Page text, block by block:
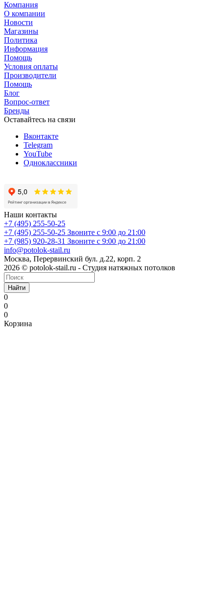
Компания
О компании
Новости
Магазины
Политика
Информация
Помощь
Условия оплаты
Производители
Помощь
Блог
Вопрос-ответ
Бренды
Оставайтесь на связи
Вконтакте
Telegram
YouTube
Одноклассники
Наши контакты
+7 (495) 255-50-25
+7 (495) 255-50-25 Звоните с 9:00 до 21:00
+7 (985) 920-28-31 Звоните с 9:00 до 21:00
info@potolok-stail.ru
Москва, Перервинский бул. д.22, корп. 2
2026 © potolok-stail.ru - Студия натяжных потолков
Найти
0
0
0
Корзина